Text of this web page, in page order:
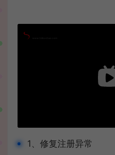
1、修复注册异常